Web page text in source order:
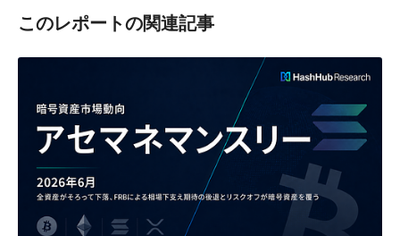
このレポートの関連記事